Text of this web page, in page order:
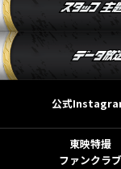
公式
東映特撮
ファンクラブ